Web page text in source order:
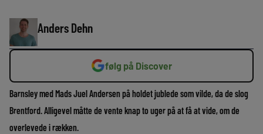
Anders Dehn
følg på Discover
Barnsley med Mads Juel Andersen på holdet jublede som vilde, da de slog
Brentford. Alligevel måtte de vente knap to uger på at få at vide, om de
overlevede i rækken.